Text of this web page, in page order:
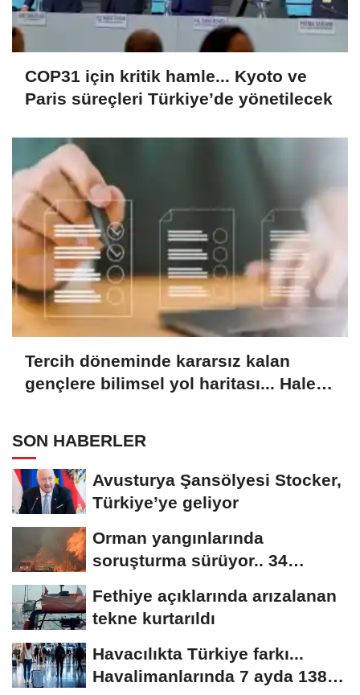
COP31 için kritik hamle... Kyoto ve
Paris süreçleri Türkiye’de yönetilecek
Tercih döneminde kararsız kalan
gençlere bilimsel yol haritası... Halen
SON HABERLER
Avusturya Şansölyesi Stocker,
Türkiye’ye geliyor
Orman yangınlarında
soruşturma sürüyor.. 34
Fethiye açıklarında arızalanan
tekne kurtarıldı
Havacılıkta Türkiye farkı...
Havalimanlarında 7 ayda 138,7